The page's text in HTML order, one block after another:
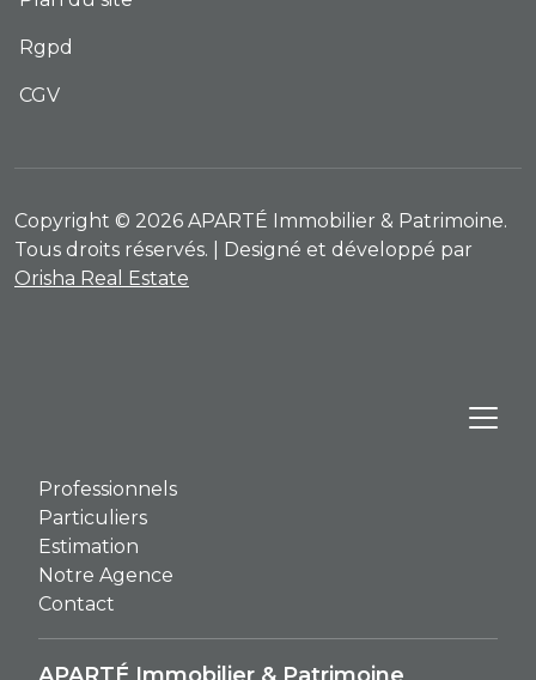
Rgpd
CGV
Copyright © 2026 APARTÉ Immobilier & Patrimoine.
Tous droits réservés. | Designé et développé par
Orisha Real Estate
Professionnels
Particuliers
Estimation
Notre Agence
Contact